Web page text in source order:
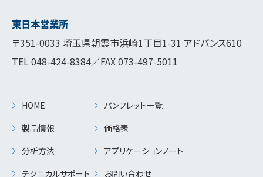
東日本営業所
〒351-0033 埼玉県朝霞市浜崎1丁目1-31 アドバンス610
TEL048-424-8384／FAX 073-497-5011
HOME
製品情報
分析方法
テクニカルサポート
パンフレット一覧
価格表
アプリケーションノート
お問い合わせ